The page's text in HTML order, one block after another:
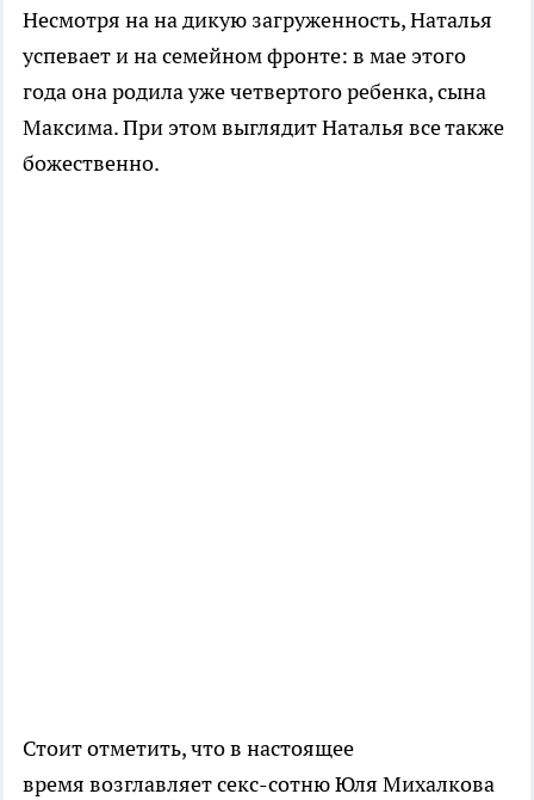
Несмотря на на дикую загруженность, Наталья
успевает и на семейном фронте: в мае этого
года она родила уже четвертого ребенка, сына
Максима. При этом выглядит Наталья все также
божественно.
Стоит отметить, что в настоящее
время возглавляет секс-сотню Юля Михалкова